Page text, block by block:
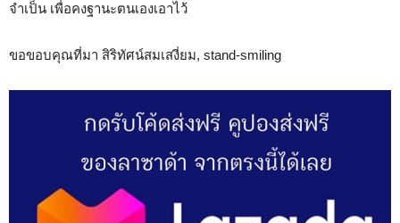
จำเป็น เพื่อคงฐานะตนเองเอาไว้
ขอขอบคุณที่มา สิริทัศน์สมเสงี่ยม, stand-smiling